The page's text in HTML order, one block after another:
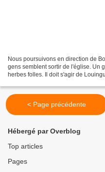
Nous poursuivons en direction de
gens semblent sortir de l'église. Un
herbes folles. Il doit s'agir de
< Page précédente
Hébergé par Overblog
Top articles
Pages